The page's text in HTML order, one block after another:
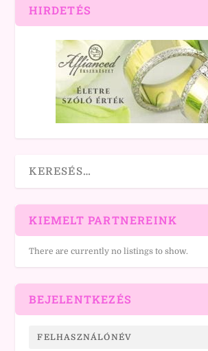
HIRDETÉS
KIEMELT PARTNEREINK
There are currently no listings to show.
BEJELENTKEZÉS